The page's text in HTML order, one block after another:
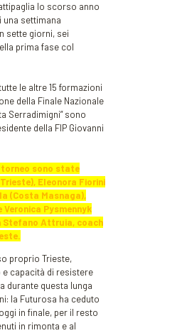
lo scorso anno
una settimana
sette giorni, sei
prima fase col
le altre 15 formazioni
della Finale Nazionale
Serradimigni” sono
della FIP Giovanni
sono state
Eleonora Fiorini
(Costa Masnaga),
Veronica Pysmennyk
Stefano Attruia, coach
proprio Trieste,
capacità di resistere
durante questa lunga
la Futurosa ha ceduto
in finale, per il resto
in rimonta e al